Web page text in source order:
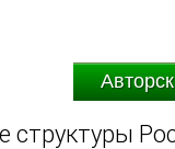
структуры